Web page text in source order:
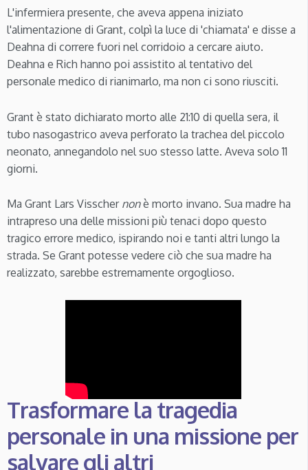
L'infermiera presente, che aveva appena iniziato
l'alimentazione di Grant, colpì la luce di 'chiamata' e disse a
Deahna di correre fuori nel corridoio a cercare aiuto.
Deahna e Rich hanno poi assistito al tentativo del
personale medico di rianimarlo, ma non ci sono riusciti.
Grant è stato dichiarato morto alle 21:10 di quella sera, il
tubo nasogastrico aveva perforato la trachea del piccolo
neonato, annegandolo nel suo stesso latte. Aveva solo 11
giorni.
Ma Grant Lars Visscher nonè morto invano. Sua madre ha
intrapreso una delle missioni più tenaci dopo questo
tragico errore medico, ispirando noi e tanti altri lungo la
strada. Se Grant potesse vedere ciò che sua madre ha
realizzato, sarebbe estremamente orgoglioso.
Trasformare la tragedia
personale in una missione per
salvare gli altri